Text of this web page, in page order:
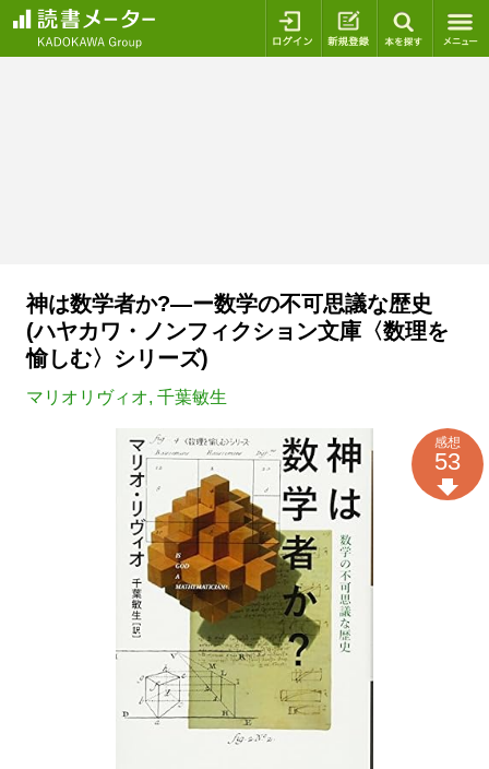
ログイン 新規登録
神は数学者か?―ー数学の不可思議な歴史
(ハヤカワ・ノンフィクション文庫〈数理を
愉しむ〉シリーズ)
マリオリヴィオ, 千葉敏生
感想
53